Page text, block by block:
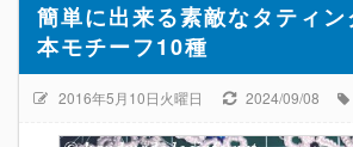
簡単に出来る素敵なタティ
本モチーフ10種
2016年5月10日火曜日 2024/09/08